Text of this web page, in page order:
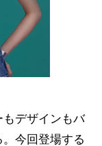
デザインもバ
今回登場する